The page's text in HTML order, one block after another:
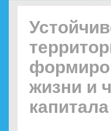
жизни и
капитала